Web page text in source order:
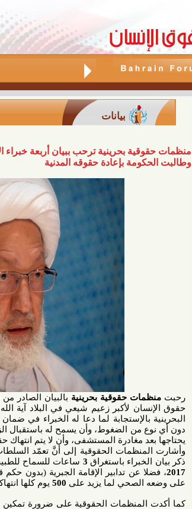
بيانات
منظمات حقوقية بحرينية ترحب ببيان أربعة
وطالبت الحكومة بإعادة حقوقه المدنية
رحبت منظمات حقوقية بحرينية بالبيان الصادر
حقوق الإنسان لأكبر زعيم شيعي في البلاد آية
البحرينية بالإستجابة لما دعا له الخبراء في
دون أي نوع من الضغوط، وأن يسمح له باستقبال
يحتاجها بعد مغادرة المستشفى، وأن لا يتم انتهاك
وأشارت المنظمات الحقوقية إلى أنَّ تعمّد
ذكر بيان الخبراء باستغراق 3 ساعات للسماح
2017، فضلا عن تدابير الإقامة الجبرية (بدون
على وضعه الصحي لما يزيد على 500 يوم كلها
كما أكدت المنظمات الحقوقية على ضرورة تمكين